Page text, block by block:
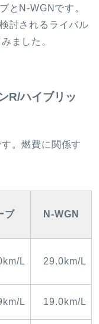
とN-WGNです。
討されるライバル
ました。
R/ハイブリッ
。燃費に関係す
ブ N-WGN
L 29.0km/L
L 19.0km/L